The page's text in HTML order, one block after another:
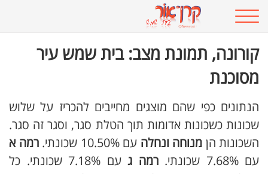
קורונה, תמונת מצב: בית שמש עיר
מסוכנת
הנתונים כפי שהם מוצגים מחייבים להכריז על שלוש
שכונות כשכונות אדומות תוך הטלת סגר, וסגר זה סגר.
השכונות הן מנוחה ונחלה עם 10.50% שכונתי.
רמה א
עם 7.68% שכונתי.
רמה ג
עם 7.18% שכונתי. כל